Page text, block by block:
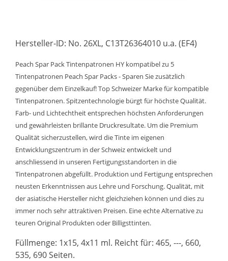
Hersteller-ID: No. 26XL, C13T26364010 u.a. (EF4)
Peach Spar Pack Tintenpatronen HY kompatibel zu 5
Tintenpatronen Peach Spar Packs - Sparen Sie zusätzlich
gegenüber dem Einzelkauf! Top Schweizer Marke für kompatible
Tintenpatronen. Spitzentechnologie bürgt für höchste Qualität.
Farb- und Lichtechtheit entsprechen höchsten Anforderungen
und gewährleisten brillante Druckresultate. Um die Premium
Qualität sicherzustellen, wird die Tinte im eigenen
Entwicklungszentrum in der Schweiz entwickelt und
anschliessend in unseren Fertigungsstandorten in die
Tintenpatronen abgefüllt. Produktion und Fertigung entsprechen
neusten Erkenntnissen aus Lehre und Forschung. Qualität, mit
der asiatische Hersteller nicht gleichziehen können und dies zu
immer noch sehr attraktiven Preisen. Eine echte Alternative zu
teuren Original Produkten oder Billigsttinten.
Füllmenge: 1x15, 4x11 ml. Reicht für: 465, ---, 660,
535, 690 Seiten.